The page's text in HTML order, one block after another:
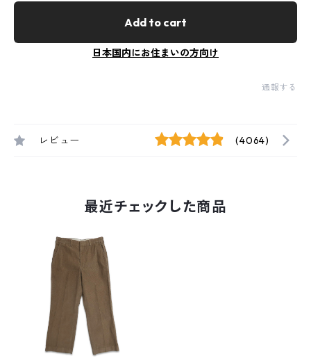
Add to cart
日本国内にお住まいの方向け
通報する
レビュー (4064)
最近チェックした商品